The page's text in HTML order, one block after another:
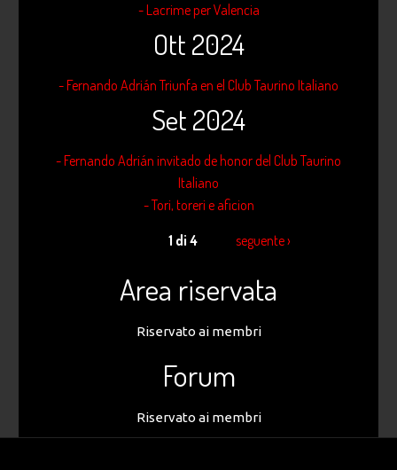
- Lacrime per Valencia
Ott 2024
- Fernando Adrián Triunfa en el Club Taurino Italiano
Set 2024
- Fernando Adrián invitado de honor del Club Taurino
Italiano
- Tori, toreri e aficion
1 di 4
seguente ›
Area riservata
Riservato ai membri
Forum
Riservato ai membri